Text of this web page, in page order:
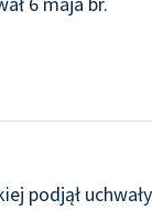
podjął uchwały